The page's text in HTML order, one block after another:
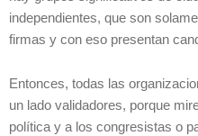
independientes, que son
firmas y con eso presentan
Entonces, todas las
un lado validadores, porque
política y a los congresistas o